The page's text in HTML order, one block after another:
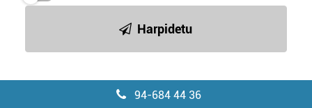
Harpidetu
94-684 44 36